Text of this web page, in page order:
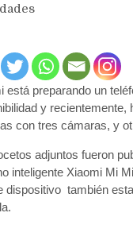
está preparando un
y recientemente,
con tres cámaras, y
adjuntos fueron
inteligente Xiaomi Mi
dispositivo también